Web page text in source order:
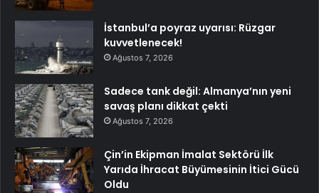
İstanbul’a poyraz uyarısı: Rüzgar
kuvvetlenecek!
Ağustos 7, 2026
Sadece tank değil: Almanya’nın yeni
savaş planı dikkat çekti
Ağustos 7, 2026
Çin’in Ekipman İmalat Sektörü İlk
Yarıda İhracat Büyümesinin İtici Gücü
Oldu